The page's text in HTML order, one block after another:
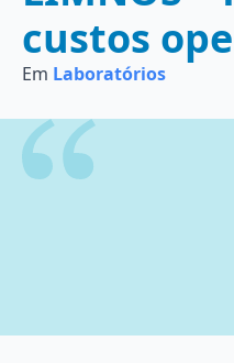
custos
Em Laboratórios